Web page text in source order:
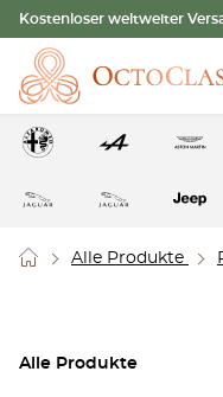
Kostenloser weltweiter
Alle Produkte
Alle Produkte